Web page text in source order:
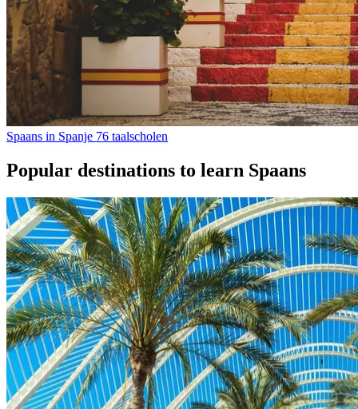
Spaans in Spanje 76 taalscholen
Popular destinations to learn Spaans